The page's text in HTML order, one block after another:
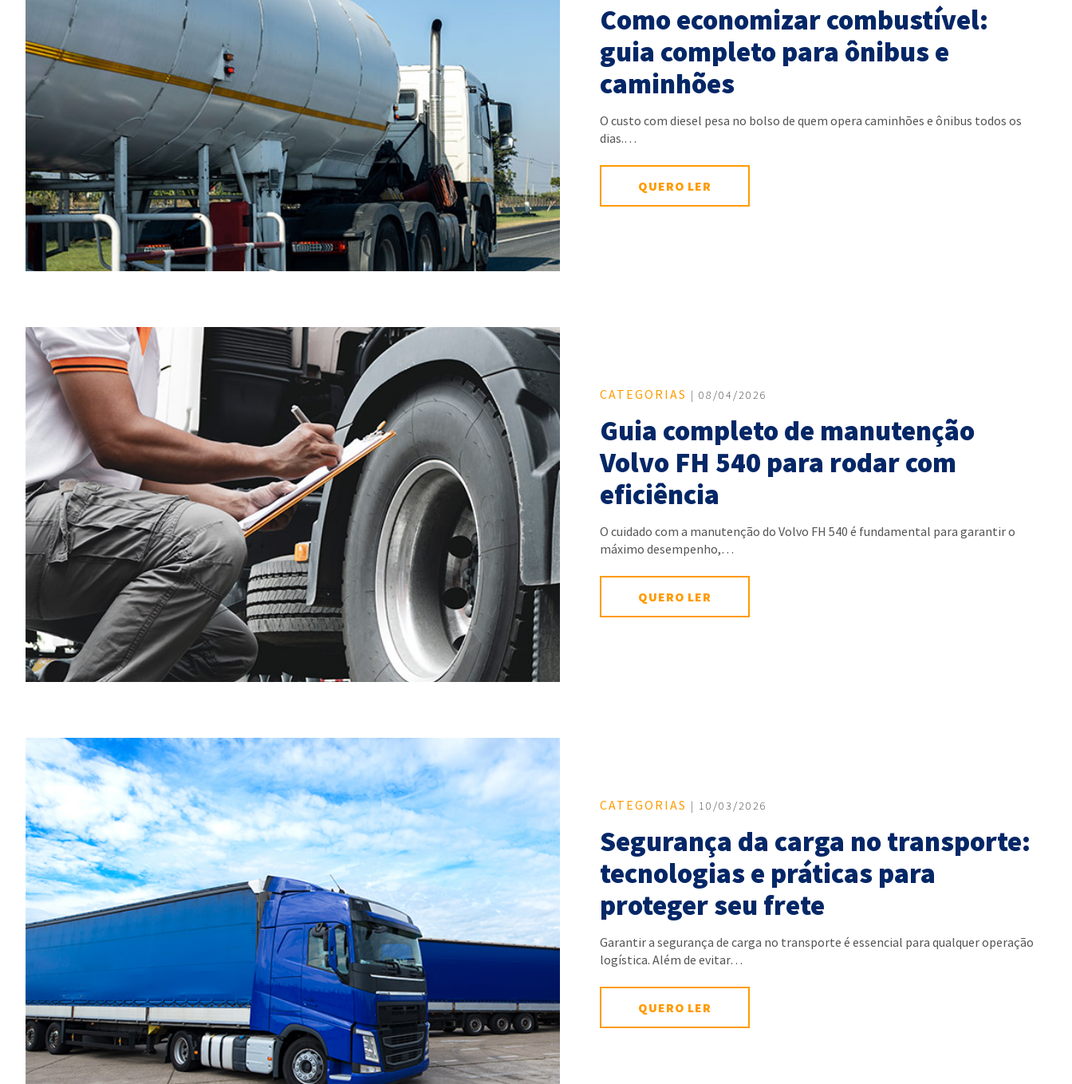
Como economizar combustível:
guia completo para ônibus e
caminhões
O custo com diesel pesa no bolso de quem opera caminhões e ônibus todos os
dias.…
QUERO LER
CATEGORIAS | 08/04/2026
Guia completo de manutenção
Volvo FH 540 para rodar com
eficiência
O cuidado com a manutenção do Volvo FH 540 é fundamental para garantir o
máximo desempenho,…
QUERO LER
CATEGORIAS | 10/03/2026
Segurança da carga no transporte:
tecnologias e práticas para
proteger seu frete
Garantir a segurança de carga no transporte é essencial para qualquer operação
logística. Além de evitar…
QUERO LER